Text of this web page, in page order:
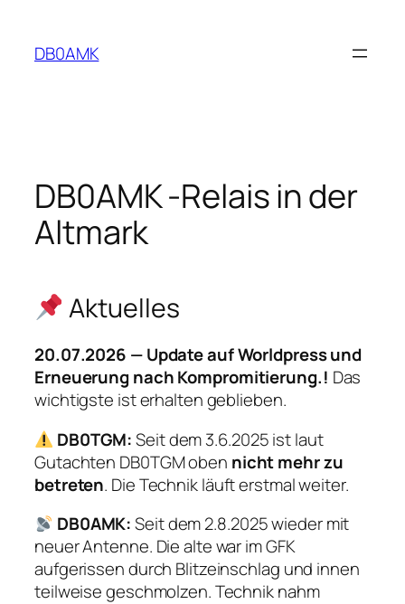
springen
DB0AMK
DB0AMK -Relais in der
Altmark
Aktuelles
20.07.2026 — Update auf Worldpress und
Erneuerung nach Kompromitierung.! Das
wichtigste ist erhalten geblieben.
DB0TGM:Seit dem 3.6.2025 ist laut
Gutachten DB0TGM oben nicht mehr zu
betreten. Die Technik läuft erstmal weiter.
DB0AMK:Seit dem 2.8.2025 wieder mit
neuer Antenne. Die alte war im GFK
aufgerissen durch Blitzeinschlag und innen
teilweise geschmolzen. Technik nahm